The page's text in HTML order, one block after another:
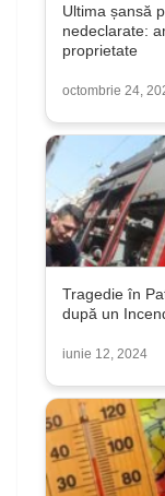
Ultima șansă
nedeclarate:
proprietate
octombrie 24,
Tragedie în
după un
iunie 12, 2024